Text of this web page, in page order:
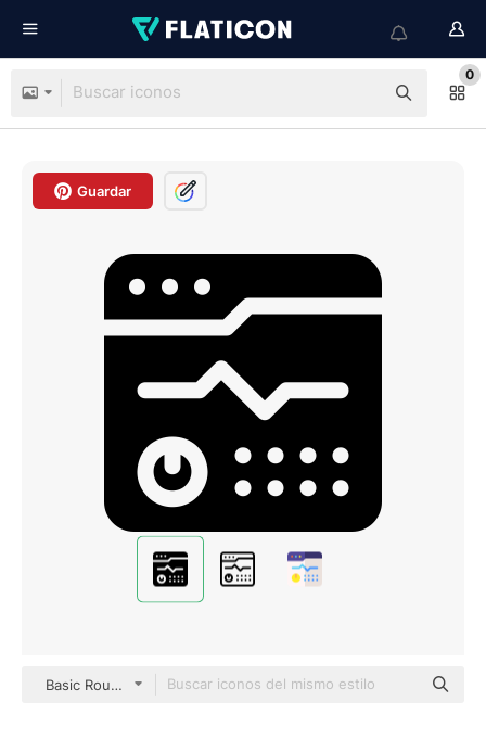
0
Guardar
Basic Rounded Filled